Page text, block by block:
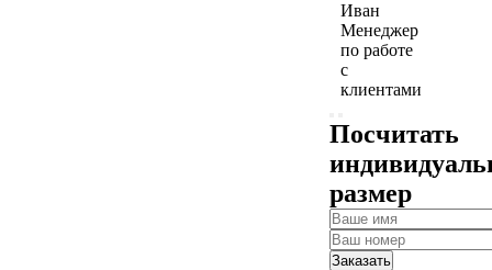
Иван
Менеджер
по работе
с
клиентами
Посчитать
размер
Заказать